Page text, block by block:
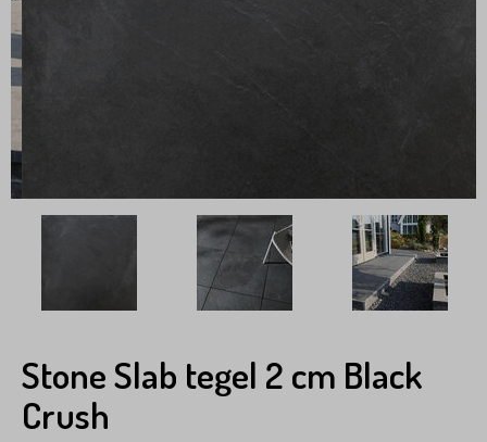
Stone Slab tegel 2 cm Black
Crush